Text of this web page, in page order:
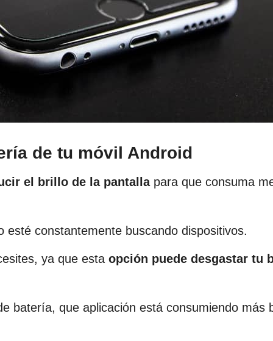
de tu móvil Android
el brillo de la pantallapara que consuma
constantemente buscando dispositivos.
ya que esta opción puede desgastar tu
batería, que aplicación está consumiendo más